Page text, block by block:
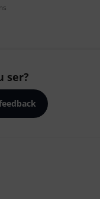
ser?